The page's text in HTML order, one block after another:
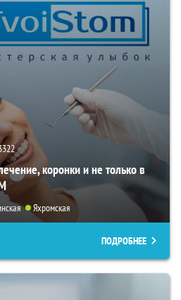
коронки и не только в
Яхромская
ПОДРОБНЕЕ